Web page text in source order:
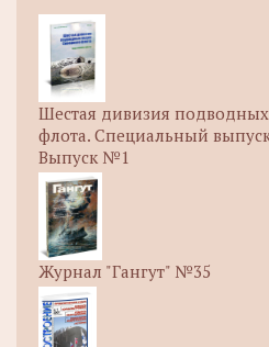
Шестая дивизия
флота. Специальный
Выпуск №1
Журнал "Гангут" №35